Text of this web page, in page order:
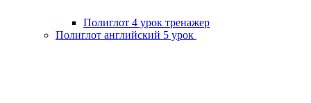
Полиглот 4 урок тренажер
Полиглот английский 5 урок